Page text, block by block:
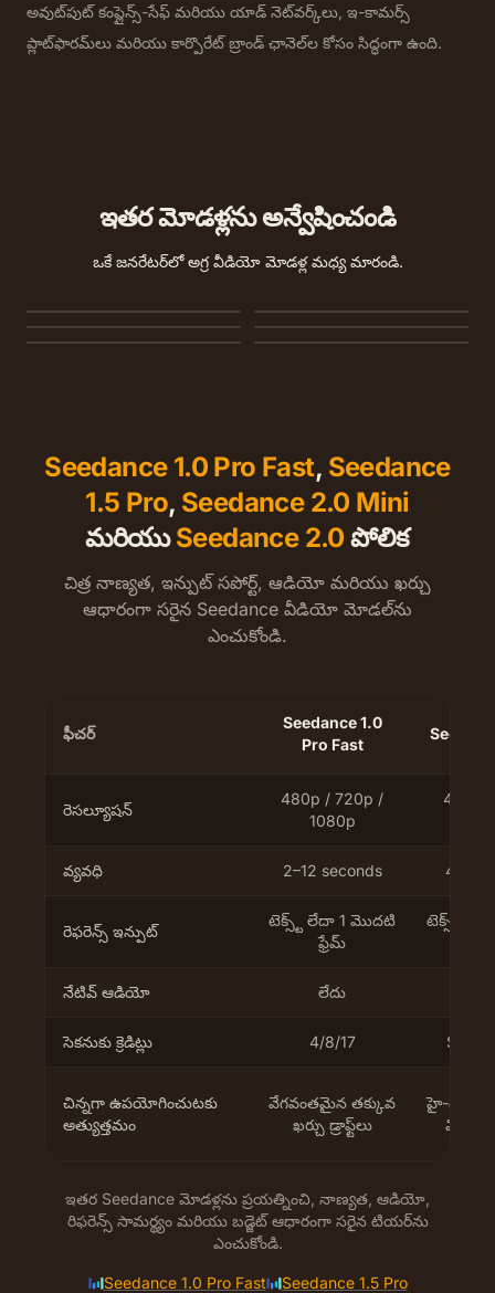
అవుట్‌పుట్ కంప్లైన్స్-సేఫ్ మరియు యాడ్ నెట్‌వర్క్‌లు, ఇ-కామర్స్
ప్లాట్‌ఫారమ్‌లు మరియు కార్పొరేట్ బ్రాండ్ ఛానెల్‌ల కోసం సిద్ధంగా ఉంది.
ఇతర మోడళ్లను అన్వేషించండి
ఒకే జనరేటర్‌లో అగ్ర వీడియో మోడళ్ల మధ్య మారండి.
Seedance 1.0 Pro Fast, Seedance
1.5 Pro, Seedance 2.0 Mini
మరియుSeedance 2.0 పోలిక
చిత్ర నాణ్యత, ఇన్పుట్ సపోర్ట్, ఆడియో మరియు ఖర్చు
ఆధారంగా సరైన Seedance వీడియో మోడల్‌ను
ఎంచుకోండి.
ఫీచర్
Seedance 1.0
Pro Fast
రెసల్యూషన్
480p / 720p /
1080p
480p
వ్యవధి 2–12 seconds 4–12
రెఫరెన్స్ ఇన్పుట్
టెక్స్ట్ లేదా 1 మొదటి
ఫ్రేమ్
టెక్స్ట్ లేదా
నేటివ్ ఆడియో లేదు
సెకనుకు క్రెడిట్లు 4/8/17 Silent
చిన్నగా ఉపయోగించుటకు
అత్యుత్తమం
వేగవంతమైన తక్కువ
ఖర్చు డ్రాఫ్ట్‌లు
హై-
ఇతర Seedance మోడళ్లను ప్రయత్నించి, నాణ్యత, ఆడియో,
రిఫరెన్స్ సామర్థ్యం మరియు బడ్జెట్ ఆధారంగా సరైన టియర్‌ను
ఎంచుకోండి.
Seedance 1.0 Pro Fast
Seedance 1.5 Pro